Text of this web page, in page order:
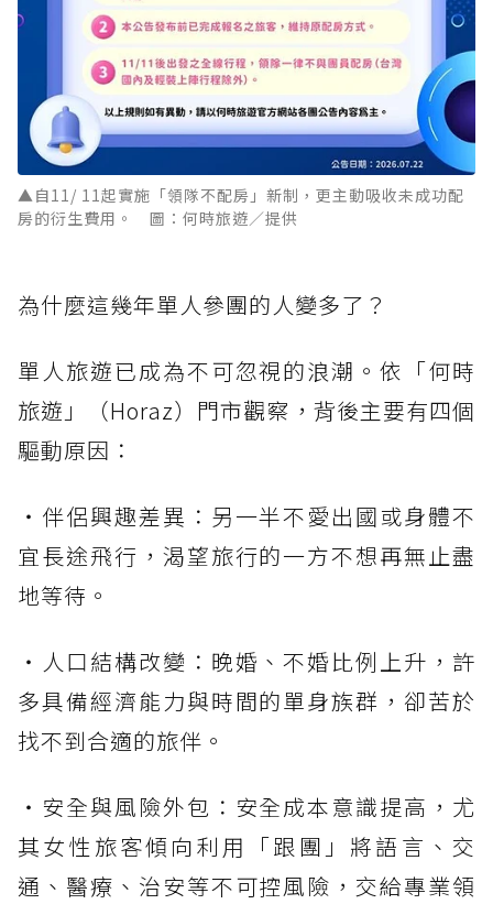
▲自11/ 11起實施「領隊不配房」新制，更主動吸收未成功配
房的衍生費用。 圖：何時旅遊／提供
為什麼這幾年單人參團的人變多了？
單人旅遊已成為不可忽視的浪潮。依「何時
旅遊」（Horaz）門市觀察，背後主要有四個
驅動原因：
・伴侶興趣差異：另一半不愛出國或身體不
宜長途飛行，渴望旅行的一方不想再無止盡
地等待。
・人口結構改變：晚婚、不婚比例上升，許
多具備經濟能力與時間的單身族群，卻苦於
找不到合適的旅伴。
・安全與風險外包：安全成本意識提高，尤
其女性旅客傾向利用「跟團」將語言、交
通、醫療、治安等不可控風險，交給專業領